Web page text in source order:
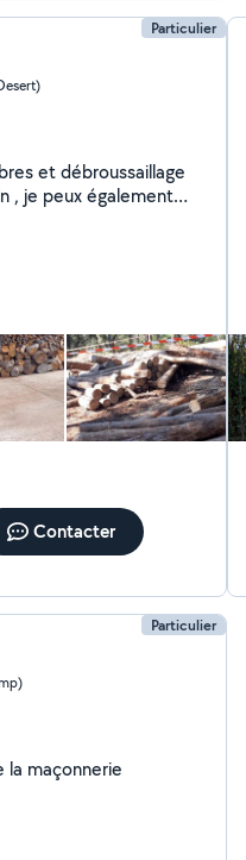
Particulier
et débroussaillage
, je peux également
Contacter
Particulier
du jardinier et de la maçonnerie